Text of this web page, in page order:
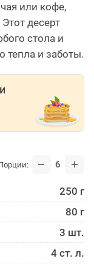
или кофе,
десерт
стола и
тепла и заботы.
6
250 г
80 г
3 шт.
4 ст. л.